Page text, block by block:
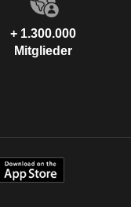
+ 1.300.000
Mitglieder